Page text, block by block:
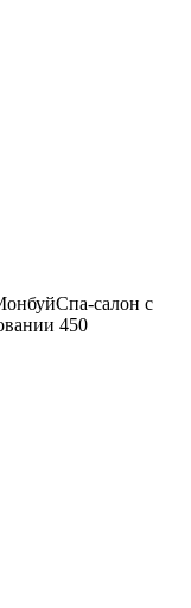
салон с
450